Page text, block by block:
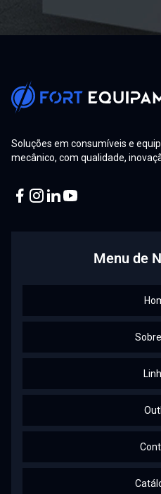
Soluções em consumíveis e
mecânico, com qualidade,
Menu de